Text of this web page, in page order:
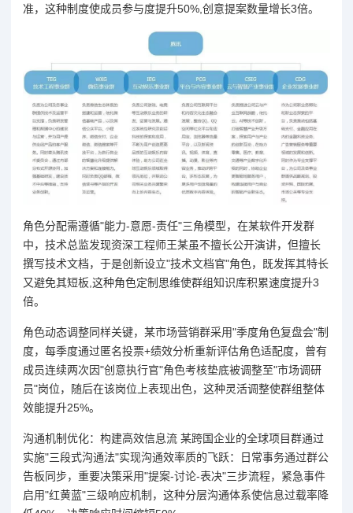
准，这种制度使成员参与度提升50%,创意提案数量增长3倍。
角色分配需遵循"能力-意愿-责任"三角模型，在某软件开发群
中，技术总监发现资深工程师王某虽不擅长公开演讲，但擅长
撰写技术文档，于是创新设立"技术文档官"角色，既发挥其特长
又避免其短板,这种角色定制思维使群组知识库积累速度提升3
倍。
角色动态调整同样关键，某市场营销群采用"季度角色复盘会"制
度，每季度通过匿名投票+绩效分析重新评估角色适配度，曾有
成员连续两次因"创意执行官"角色考核垫底被调整至"市场调研
员"岗位，随后在该岗位上表现出色，这种灵活调整使群组整体
效能提升25%。
沟通机制优化：构建高效信息流 某跨国企业的全球项目群通过
实施"三段式沟通法"实现沟通效率质的飞跃：日常事务通过群公
告板同步，重要决策采用"提案-讨论-表决"三步流程，紧急事件
启用"红黄蓝"三级响应机制，这种分层沟通体系使信息过载率降